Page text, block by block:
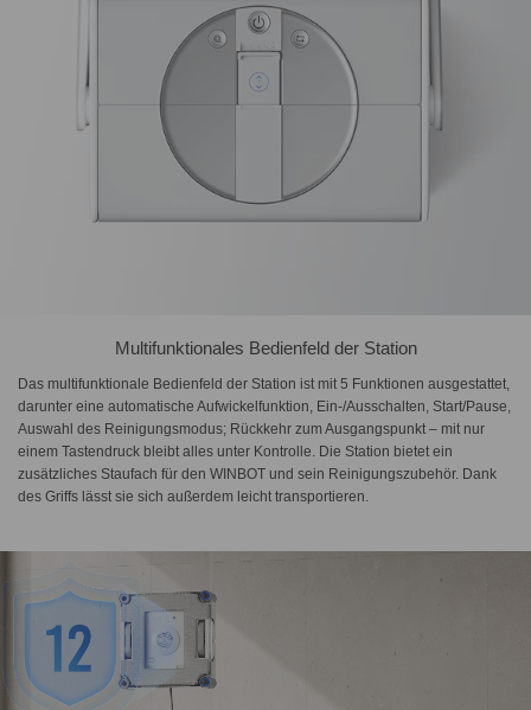
Multifunktionales Bedienfeld der Station
Das multifunktionale Bedienfeld der Station ist mit 5 Funktionen ausgestattet,
darunter eine automatische Aufwickelfunktion, Ein-/Ausschalten, Start/Pause,
Auswahl des Reinigungsmodus; Rückkehr zum Ausgangspunkt – mit nur
einem Tastendruck bleibt alles unter Kontrolle. Die Station bietet ein
zusätzliches Staufach für den WINBOT und sein Reinigungszubehör. Dank
des Griffs lässt sie sich außerdem leicht transportieren.